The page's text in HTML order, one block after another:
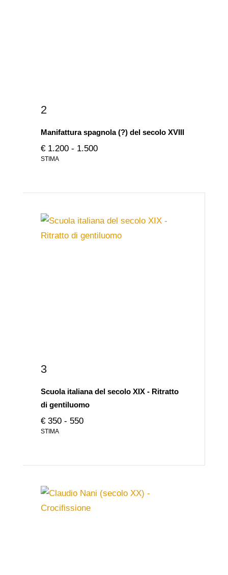
2
Manifattura spagnola (?) del secolo XVIII
€ 1.200 - 1.500
STIMA
3
Scuola italiana del secolo XIX - Ritratto
di gentiluomo
€ 350 - 550
STIMA